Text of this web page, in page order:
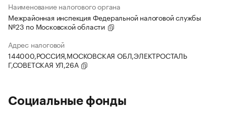
Наименование налогового органа
Межрайонная инспекция Федеральной налоговой службы
№23 по Московской области
Адрес налоговой
144000,РОССИЯ,МОСКОВСКАЯ ОБЛ,ЭЛЕКТРОСТАЛЬ
Г,СОВЕТСКАЯ УЛ,26А
Социальные фонды